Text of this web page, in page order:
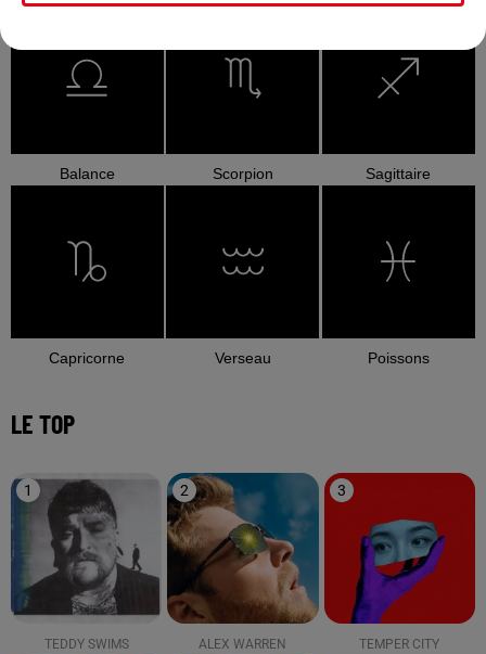
Balance Scorpion Sagittaire
Capricorne Verseau Poissons
LE TOP
1
TEDDY SWIMS
2
ALEX WARREN
3
TEMPER CITY